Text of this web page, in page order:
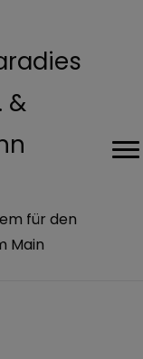
&
für den
Main